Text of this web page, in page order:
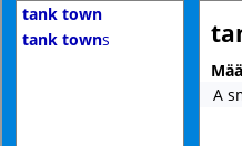
tank town
tank towns
A